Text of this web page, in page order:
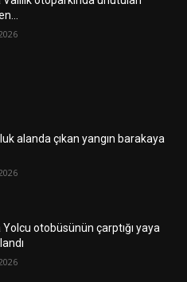
alanda çıkan yangın barakaya
Yolcu otobüsünün çarptığı yaya